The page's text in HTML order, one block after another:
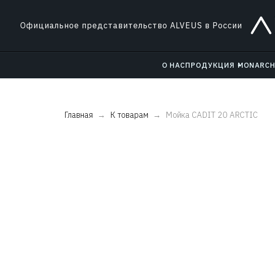
Официальное представительство ALVEUS в России
О НАСПРОДУКЦИЯ MONARCH
Главная К товарам Мойка CADIT 20 ARCTIC